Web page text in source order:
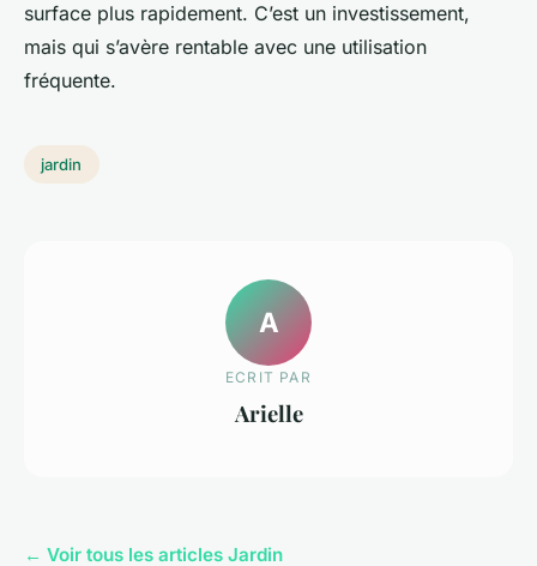
surface plus rapidement. C’est un investissement,
mais qui s’avère rentable avec une utilisation
fréquente.
jardin
A
ECRIT PAR
Arielle
← Voir tous les articles Jardin